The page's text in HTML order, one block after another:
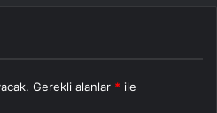
Gerekli alanlar * ile